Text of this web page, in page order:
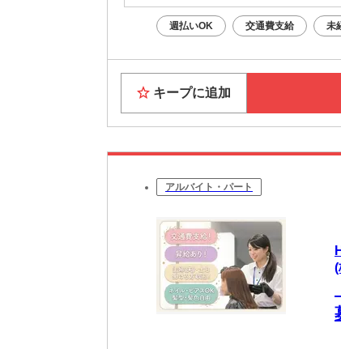
週払いOK 交通費支給 未
キープに追加
アルバイト・パート
(